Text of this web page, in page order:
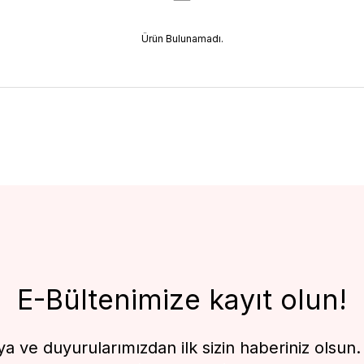
Ürün Bulunamadı.
E-Bültenimize kayıt olun!
ve duyurularımızdan ilk sizin haberiniz olsun.